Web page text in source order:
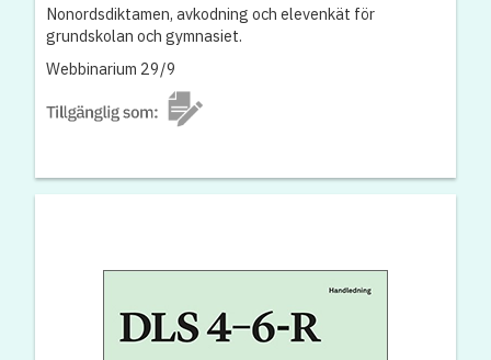
Nonordsdiktamen, avkodning och elevenkät för
grundskolan och gymnasiet.
Webbinarium 29/9